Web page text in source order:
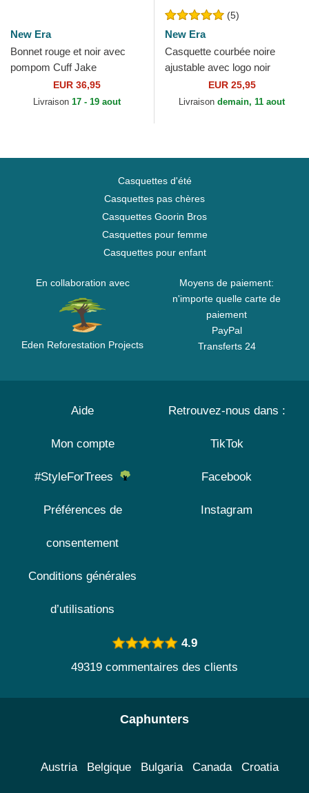
New Era
Bonnet rouge et noir avec
pompom Cuff Jake
Manchester United Football
Club Premier League New
EUR 36,95
Livraison 17 - 19 aout
(5)
New Era
Casquette courbée noire
ajustable avec logo noir
9FORTY Pop Outline New
York Yankees MLB New Era
EUR 25,95
Livraison demain, 11 aout
Casquettes d'été
Casquettes pas chères
Casquettes Goorin Bros
Casquettes pour femme
Casquettes pour enfant
En collaboration avec
Eden Reforestation Projects
Moyens de paiement:
n'importe quelle carte de
paiement
PayPal
Transferts 24
Aide
Mon compte
#StyleForTrees
Préférences de
consentement
Conditions générales
d’utilisations
Retrouvez-nous dans :
TikTok
Facebook
Instagram
4.9
49319 commentaires des clients
Caphunters
Austria Belgique Bulgaria Canada Croatia